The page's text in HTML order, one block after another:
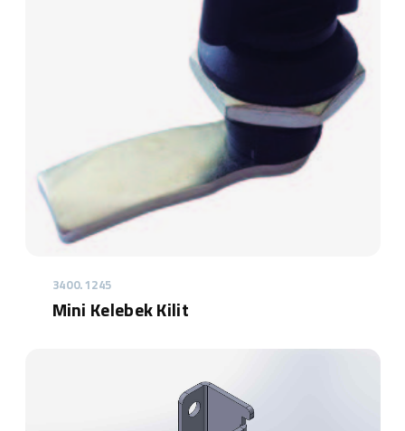
3400.1245
Mini Kelebek Kilit